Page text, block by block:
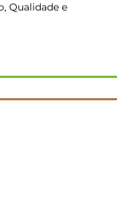
Qualidade e